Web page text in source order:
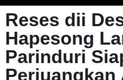
Reses dii
Hapesong
Parinduri
Perjuangkan